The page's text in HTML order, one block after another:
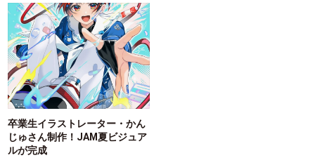
卒業生イラストレーター・かん
じゅさん制作！JAM夏ビジュア
ルが完成